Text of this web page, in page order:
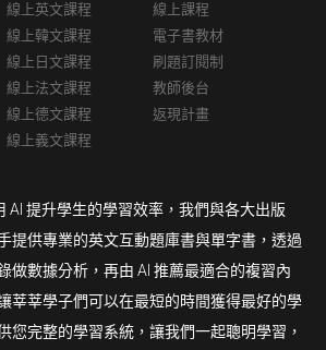
線上英文課程
線上韓文課程
線上日文課程
線上法文課程
線上德文課程
線上義文課程
線上課程
電子書教材
刷題訂閱制
教師後台
返現計畫
AI 提升學生的學習效率，我們與各大出版
提供專業的英文互動題庫書與單字書，透過
做數據分析，再由 AI 推薦最適合的複習內
莘莘學子們可以在最短的時間獲得最好的學
您完整的學習系統，讓我們一起聰明學習，